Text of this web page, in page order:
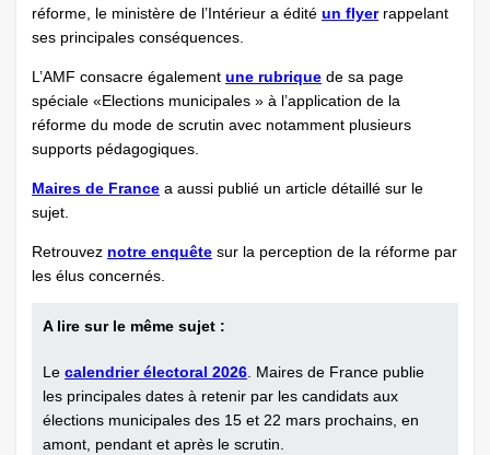
réforme, le ministère de l’Intérieur a édité un flyerrappelant
ses principales conséquences.
L’AMF consacre également une rubrique de sa page
spéciale «Elections municipales » à l’application de la
réforme du mode de scrutin avec notamment plusieurs
supports pédagogiques.
Maires de France a aussi publié un article détaillé sur le
sujet.
Retrouvez notre enquête sur la perception de la réforme par
les élus concernés.
A lire sur le même sujet :
Le calendrier électoral 2026. Maires de France publie
les principales dates à retenir par les candidats aux
élections municipales des 15 et 22 mars prochains, en
amont, pendant et après le scrutin.